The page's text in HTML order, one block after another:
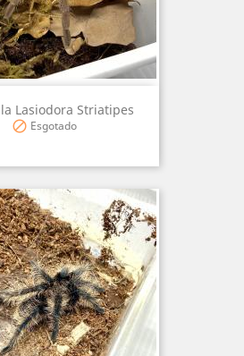
Lasiodora Striatipes
 Esgotado